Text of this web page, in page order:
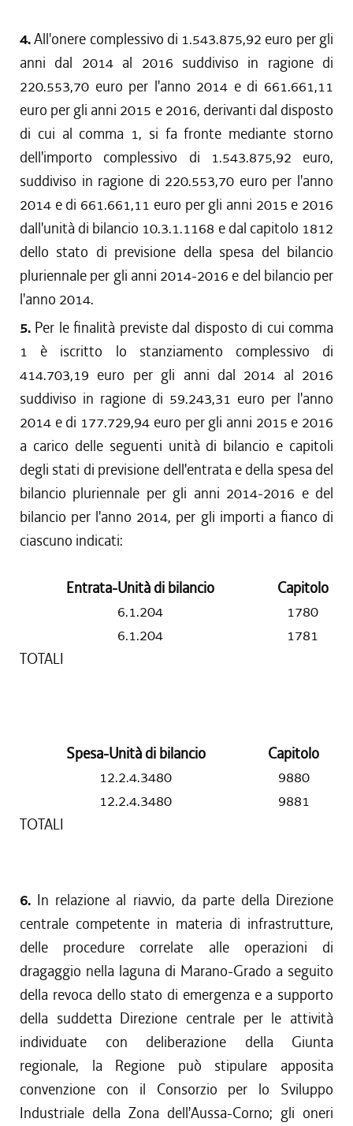
4.All'onere complessivo di 1.543.875,92 euro per gli
anni dal 2014 al 2016 suddiviso in ragione di
220.553,70 euro per l'anno 2014 e di 661.661,11
euro per gli anni 2015 e 2016, derivanti dal disposto
di cui al comma 1, si fa fronte mediante storno
dell'importo complessivo di 1.543.875,92 euro,
suddiviso in ragione di 220.553,70 euro per l'anno
2014 e di 661.661,11 euro per gli anni 2015 e 2016
dall'unità di bilancio 10.3.1.1168 e dal capitolo 1812
dello stato di previsione della spesa del bilancio
pluriennale per gli anni 2014-2016 e del bilancio per
l'anno 2014.
5. Per le finalità previste dal disposto di cui comma
1 è iscritto lo stanziamento complessivo di
414.703,19 euro per gli anni dal 2014 al 2016
suddiviso in ragione di 59.243,31 euro per l'anno
2014 e di 177.729,94 euro per gli anni 2015 e 2016
a carico delle seguenti unità di bilancio e capitoli
degli stati di previsione dell'entrata e della spesa del
bilancio pluriennale per gli anni 2014-2016 e del
bilancio per l'anno 2014, per gli importi a fianco di
ciascuno indicati:
Entrata-Unità di bilancio
Capitolo
6.1.204
1780
6.1.204
1781
TOTALI
Spesa-Unità di bilancio
Capitolo
12.2.4.3480
9880
12.2.4.3480
9881
TOTALI
6. In relazione al riavvio, da parte della Direzione
centrale competente in materia di infrastrutture,
delle procedure correlate alle operazioni di
dragaggio nella laguna di Marano-Grado a seguito
della revoca dello stato di emergenza e a supporto
della suddetta Direzione centrale per le attività
individuate con deliberazione della Giunta
regionale, la Regione può stipulare apposita
convenzione con il Consorzio per lo Sviluppo
Industriale della Zona dell'Aussa-Corno; gli oneri